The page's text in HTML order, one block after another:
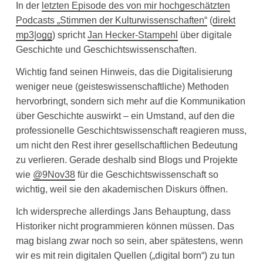
In der letzten Episode des von mir hochgeschätzten
Podcasts „Stimmen der Kulturwissenschaften“(direkt
mp3| ogg) sprichtJan Hecker-Stampehl über digitale
Geschichte und Geschichtswissenschaften.
Wichtig fand seinen Hinweis, das die Digitalisierung
weniger neue (geisteswissenschaftliche) Methoden
hervorbringt, sondern sich mehr auf die Kommunikation
über Geschichte auswirkt – ein Umstand, auf den die
professionelle Geschichtswissenschaft reagieren muss,
um nicht den Rest ihrer gesellschaftlichen Bedeutung
zu verlieren. Gerade deshalb sind Blogs und Projekte
wie @9Nov38für die Geschichtswissenschaft so
wichtig, weil sie den akademischen Diskurs öffnen.
Ich widerspreche allerdings Jans Behauptung, dass
Historiker nicht programmieren können müssen. Das
mag bislang zwar noch so sein, aber spätestens, wenn
wir es mit rein digitalen Quellen („digital born“) zu tun